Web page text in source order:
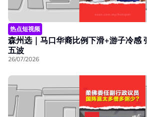
热点短视频
森州选｜马口华裔比例下滑+游子冷感
五波
26/07/2026